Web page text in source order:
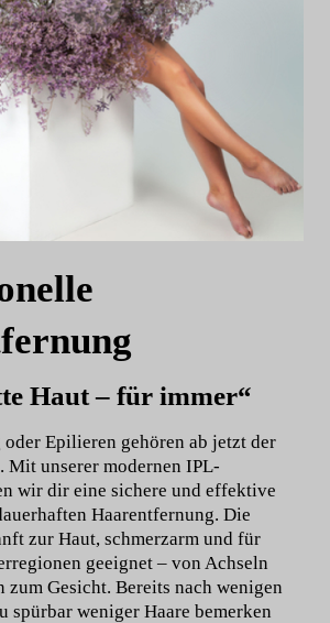
Haut – für immer“
oder Epilieren gehören ab jetzt der
Mit unserer modernen IPL-
wir dir eine sichere und effektive
Haarentfernung. Die
zur Haut, schmerzarm und für
geeignet – von Achseln
zum Gesicht. Bereits nach wenigen
spürbar weniger Haare bemerken